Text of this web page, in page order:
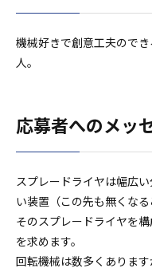
機械好きで創意工夫ので
人。
応募者へのメッ
スプレードライヤは幅広
い装置（この先も無くなる
そのスプレードライヤを
を求めます。
回転機械は数多くありま